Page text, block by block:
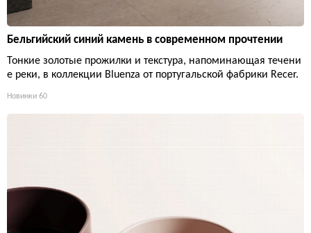
Бельгийский синий камень в современном прочтении
Тонкие золотые прожилки и текстура, напоминающая течени
е реки, в коллекции Bluenza от португальской фабрики Recer.
Новинки 60